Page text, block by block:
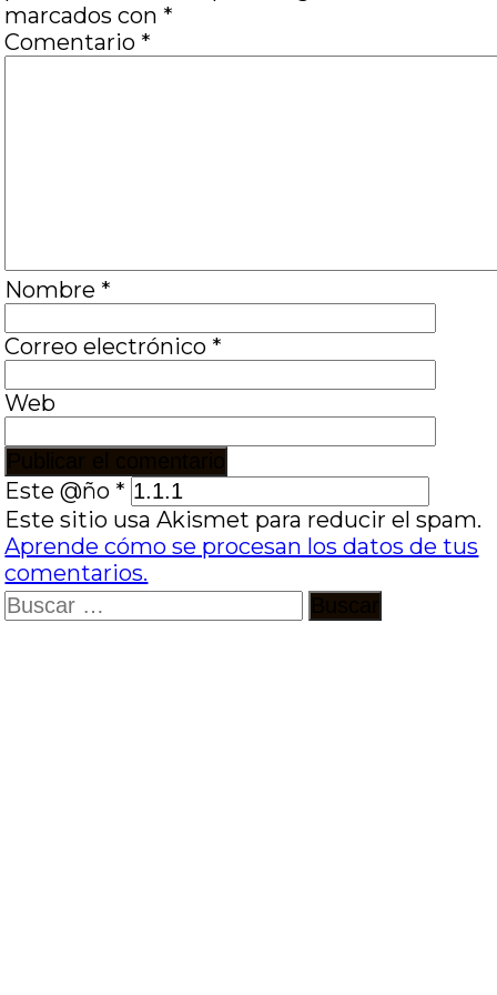
marcados con *
Comentario *
Nombre *
Correo electrónico *
Web
Este @ño *
Este sitio usa Akismet para reducir el spam.
Aprende cómo se procesan los datos de tus
comentarios.
Buscar: